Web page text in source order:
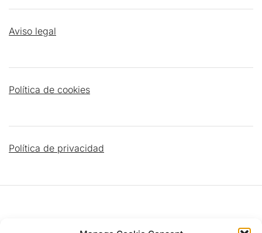
Aviso legal
Política de cookies
Política de privacidad